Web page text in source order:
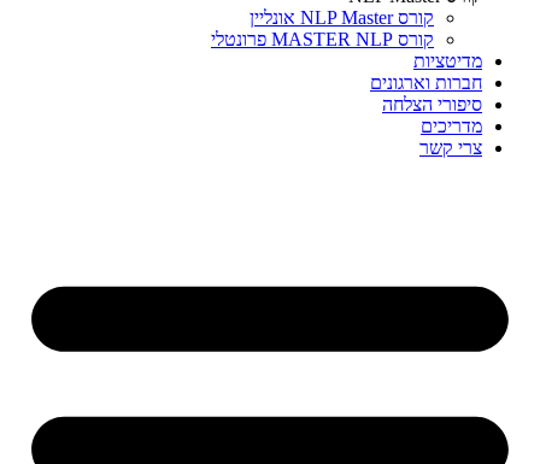
קורס NLP Master אונליין
קורס MASTER NLP פרונטלי
מדיטציות
חברות וארגונים
סיפורי הצלחה
מדריכים
צרי קשר